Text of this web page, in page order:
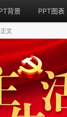
背景 PPT图表
正文